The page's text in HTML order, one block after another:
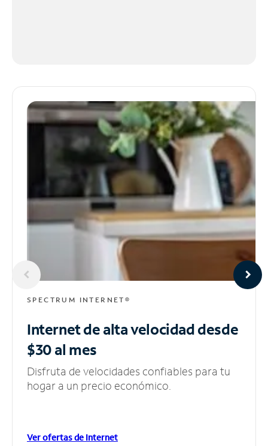
SPECTRUM INTERNET®
Internet de alta velocidaddesde
$30 al mes
Disfruta de velocidades confiables para tu
hogar a un precio económico.
Ver ofertas de Internet